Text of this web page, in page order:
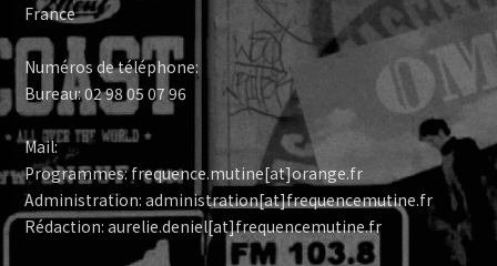
France
Numéros de téléphone:
Bureau: 02 98 05 07 96
Mail:
Programmes: frequence.mutine[at]orange.fr
Administration: administration[at]frequencemutine.fr
Rédaction: aurelie.deniel[at]frequencemutine.fr